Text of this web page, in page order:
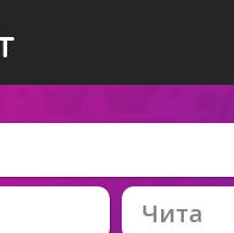
Чита